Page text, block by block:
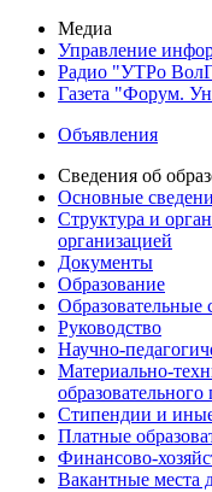
Медиа
Управление
Радио "УТРо
Газета "Форум.
Объявления
Сведения об
Основные
Структура и
организацией
Документы
Образование
Образовательные
Руководство
Научно-
Материально-
Стипендии и
Платные
Финансово-
Вакантные места